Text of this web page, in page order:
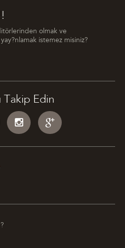
olmak ve
istemez misiniz?
Takip Edin